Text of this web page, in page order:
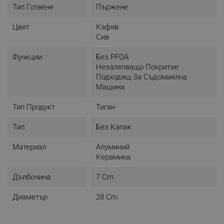
Тип Готвене Пържене
Цвят
Кафяв
Сив
Функции
Без PFOA
Незалепващо Покритие
Подходящ За Съдомиялна
Машина
Тип Продукт Тиган
Тип Без Капак
Материал
Алуминий
Керамика
Дълбочина 7 Cm
Диаметър 28 Cm